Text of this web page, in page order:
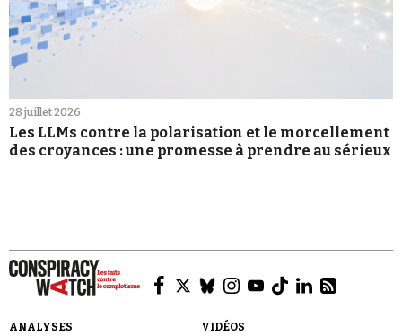
28 juillet 2026
Les LLMs contre la polarisation et le morcellement
des croyances : une promesse à prendre au sérieux
ANALYSES
VIDÉOS